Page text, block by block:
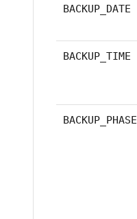
BACKUP_DATE
BACKUP_TIME
BACKUP_PHASE